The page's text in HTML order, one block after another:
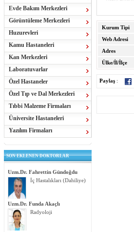
Evde Bakım Merkezleri
Görüntüleme Merkezleri
Huzurevleri
Kamu Hastaneleri
Kan Merkezleri
Laboratuvarlar
Özel Hastaneler
Özel Tıp ve Dal Merkezleri
Tıbbi Malzeme Firmaları
Üniversite Hastaneleri
Yazılım Firmaları
SON EKLENEN DOKTORLAR
Uzm.Dr. Fahrettin Gündoğdu
İç Hastalıkları (Dahiliye)
Uzm.Dr. Funda Akaçlı
Radyoloji
Kurum Tipi
Web Adresi
Adres
Ülke/İl/İlçe
Paylaş :